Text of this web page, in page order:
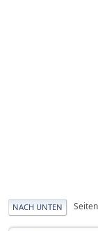
NACH UNTEN Seiten